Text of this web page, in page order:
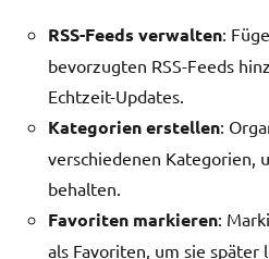
RSS-Feeds verwalten:
bevorzugten RSS-Feeds
Echtzeit-Updates.
Kategorien erstellen:
verschiedenen Kategorien,
behalten.
Favoriten markieren:
als Favoriten, um sie später